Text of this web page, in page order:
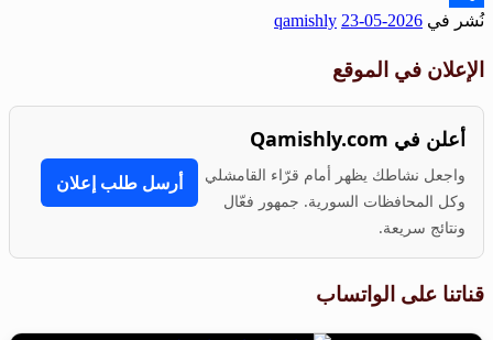
Share
نُشر في 2026-05-23
qamishly
الإعلان في الموقع
أعلن في Qamishly.com
واجعل نشاطك يظهر أمام قرّاء القامشلي
وكل المحافظات السورية. جمهور فعّال
ونتائج سريعة.
أرسل طلب إعلان
قناتنا على الواتساب